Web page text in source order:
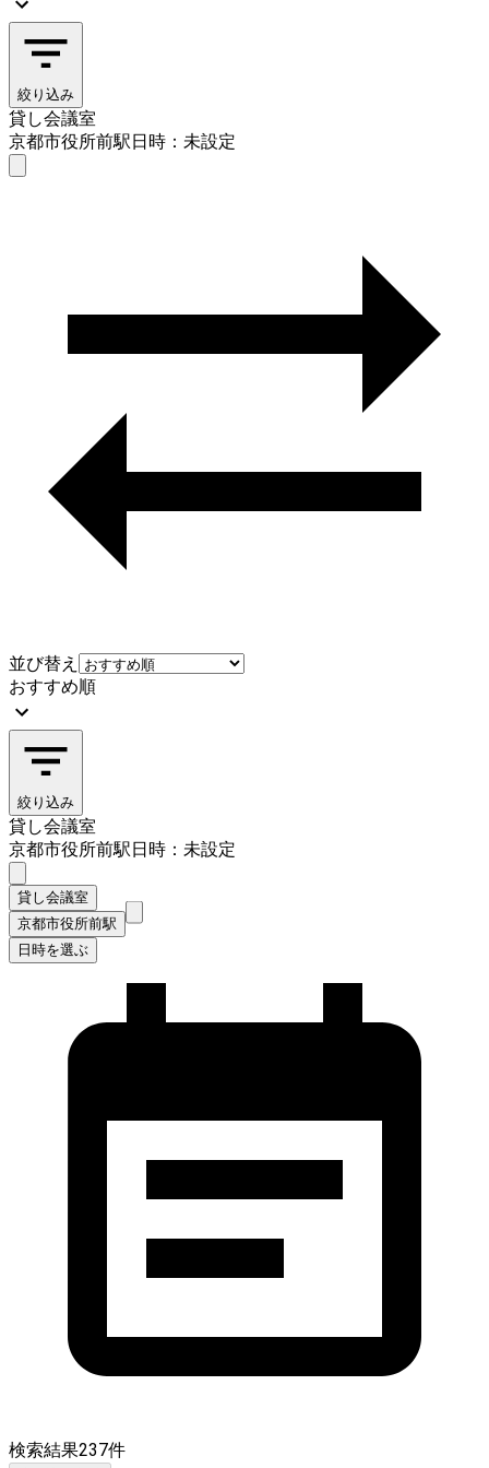
絞り込み
貸し会議室
京都市役所前駅日時：未設定
並び替え
おすすめ順
絞り込み
貸し会議室
京都市役所前駅日時：未設定
貸し会議室
京都市役所前駅
日時を選ぶ
検索結果237件